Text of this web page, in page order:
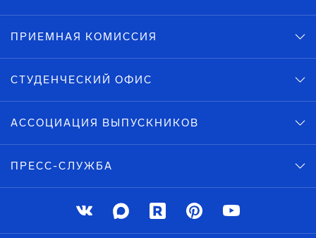
ПРИЕМНАЯ КОМИССИЯ
СТУДЕНЧЕСКИЙ ОФИС
АССОЦИАЦИЯ ВЫПУСКНИКОВ
ПРЕСС-СЛУЖБА